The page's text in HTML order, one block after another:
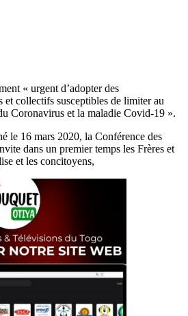
« urgent d’adopter des
et collectifs susceptibles de limiter au
Coronavirus et la maladie Covid-19 ».
le 16 mars 2020, la Conférence des
dans un premier temps les Frères et
et les concitoyens,